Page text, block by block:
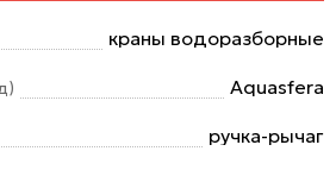
краны водоразборные
Aquasfera
ручка-рычаг